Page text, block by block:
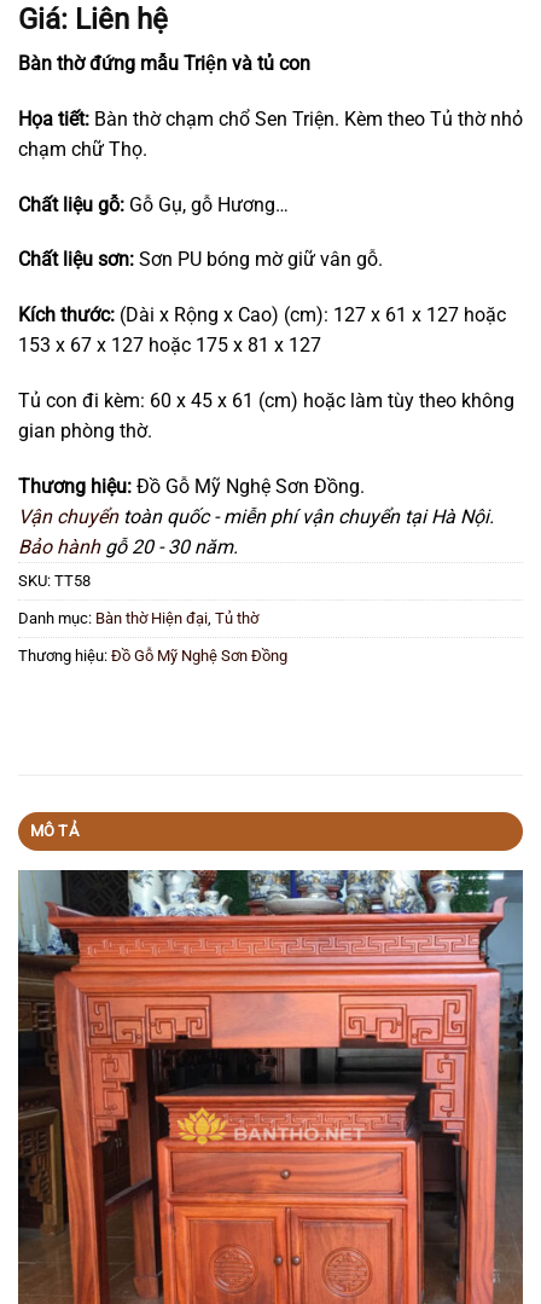
Giá: Liên hệ
Bàn thờ đứng mẫu Triện và tủ con
Họa tiết: Bàn thờ chạm chổ Sen Triện. Kèm theo Tủ thờ nhỏ
chạm chữ Thọ.
Chất liệu gỗ: Gỗ Gụ, gỗ Hương…
Chất liệu sơn: Sơn PU bóng mờ giữ vân gỗ.
Kích thước: (Dài x Rộng x Cao) (cm): 127 x 61 x 127 hoặc
153 x 67 x 127 hoặc 175 x 81 x 127
Tủ con đi kèm: 60 x 45 x 61 (cm) hoặc làm tùy theo không
gian phòng thờ.
Thương hiệu: Đồ Gỗ Mỹ Nghệ Sơn Đồng.
Vận chuyểntoàn quốc - miễn phí vận chuyển tại Hà Nội.
Bảo hànhgỗ 20 - 30 năm.
SKU: TT58
Danh mục: Bàn thờ Hiện đại Tủ thờ
Thương hiệu: Đồ Gỗ Mỹ Nghệ Sơn Đồng
MÔ TẢ